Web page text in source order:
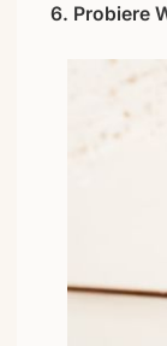
6. Probiere